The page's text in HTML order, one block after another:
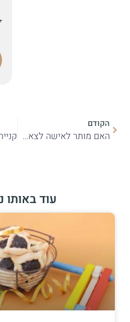
הקודם
האם מותר לאישה לצאת בשוקיים חשופות ללא גרביים
עוד באותו